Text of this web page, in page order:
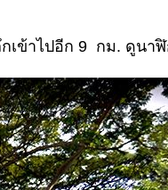
เข้าไปอีก 9 กม. ดูนา